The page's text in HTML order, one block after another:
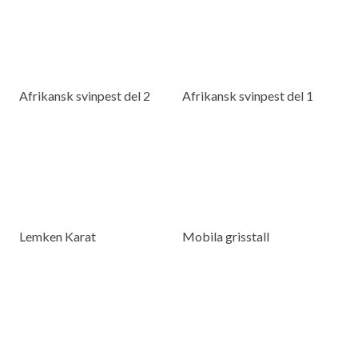
Afrikansk svinpest del 2 Afrikansk svinpest del 1
Lemken Karat Mobila grisstall